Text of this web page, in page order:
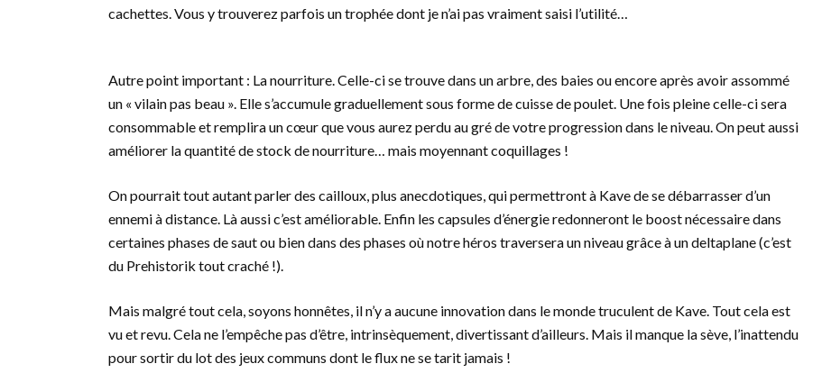
cachettes. Vous y trouverez parfois un trophée dont je n’ai pas vraiment saisi l’utilité…
Autre point important : La nourriture. Celle-ci se trouve dans un arbre, des baies ou encore après avoir assommé
un « vilain pas beau ». Elle s’accumule graduellement sous forme de cuisse de poulet. Une fois pleine celle-ci sera
consommable et remplira un cœur que vous aurez perdu au gré de votre progression dans le niveau. On peut aussi
améliorer la quantité de stock de nourriture… mais moyennant coquillages !
On pourrait tout autant parler des cailloux, plus anecdotiques, qui permettront à Kave de se débarrasser d’un
ennemi à distance. Là aussi c’est améliorable. Enfin les capsules d’énergie redonneront le boost nécessaire dans
certaines phases de saut ou bien dans des phases où notre héros traversera un niveau grâce à un deltaplane (c’est
du Prehistorik tout craché !).
Mais malgré tout cela, soyons honnêtes, il n’y a aucune innovation dans le monde truculent de Kave. Tout cela est
vu et revu. Cela ne l’empêche pas d’être, intrinsèquement, divertissant d’ailleurs. Mais il manque la sève, l’inattendu
pour sortir du lot des jeux communs dont le flux ne se tarit jamais !